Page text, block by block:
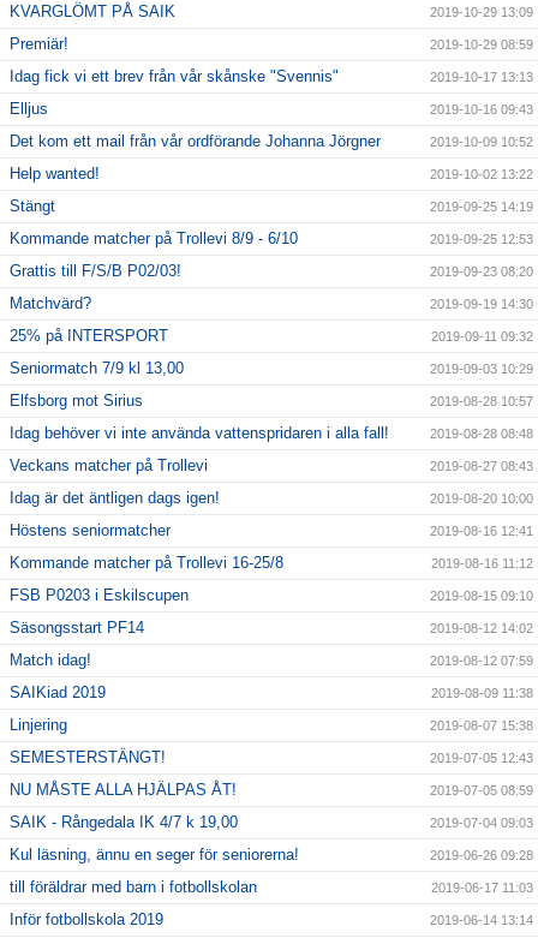
KVARGLÖMT PÅ SAIK 2019-10-29 13:09
Premiär! 2019-10-29 08:59
Idag fick vi ett brev från vår skånske "Svennis" 2019-10-17 13:13
Elljus 2019-10-16 09:43
Det kom ett mail från vår ordförande Johanna Jörgner 2019-10-09 10:52
Help wanted! 2019-10-02 13:22
Stängt 2019-09-25 14:19
Kommande matcher på Trollevi 8/9 - 6/10 2019-09-25 12:53
Grattis till F/S/B P02/03! 2019-09-23 08:20
Matchvärd? 2019-09-19 14:30
25% på INTERSPORT 2019-09-11 09:32
Seniormatch 7/9 kl 13,00 2019-09-03 10:29
Elfsborg mot Sirius 2019-08-28 10:57
Idag behöver vi inte använda vattenspridaren i alla fall! 2019-08-28 08:48
Veckans matcher på Trollevi 2019-08-27 08:43
Idag är det äntligen dags igen! 2019-08-20 10:00
Höstens seniormatcher 2019-08-16 12:41
Kommande matcher på Trollevi 16-25/8 2019-08-16 11:12
FSB P0203 i Eskilscupen 2019-08-15 09:10
Säsongsstart PF14 2019-08-12 14:02
Match idag! 2019-08-12 07:59
SAIKiad 2019 2019-08-09 11:38
Linjering 2019-08-07 15:38
SEMESTERSTÄNGT! 2019-07-05 12:43
NU MÅSTE ALLA HJÄLPAS ÅT! 2019-07-05 08:59
SAIK - Rångedala IK 4/7 k 19,00 2019-07-04 09:03
Kul läsning, ännu en seger för seniorerna! 2019-06-26 09:28
till föräldrar med barn i fotbollskolan 2019-06-17 11:03
Inför fotbollskola 2019 2019-06-14 13:14